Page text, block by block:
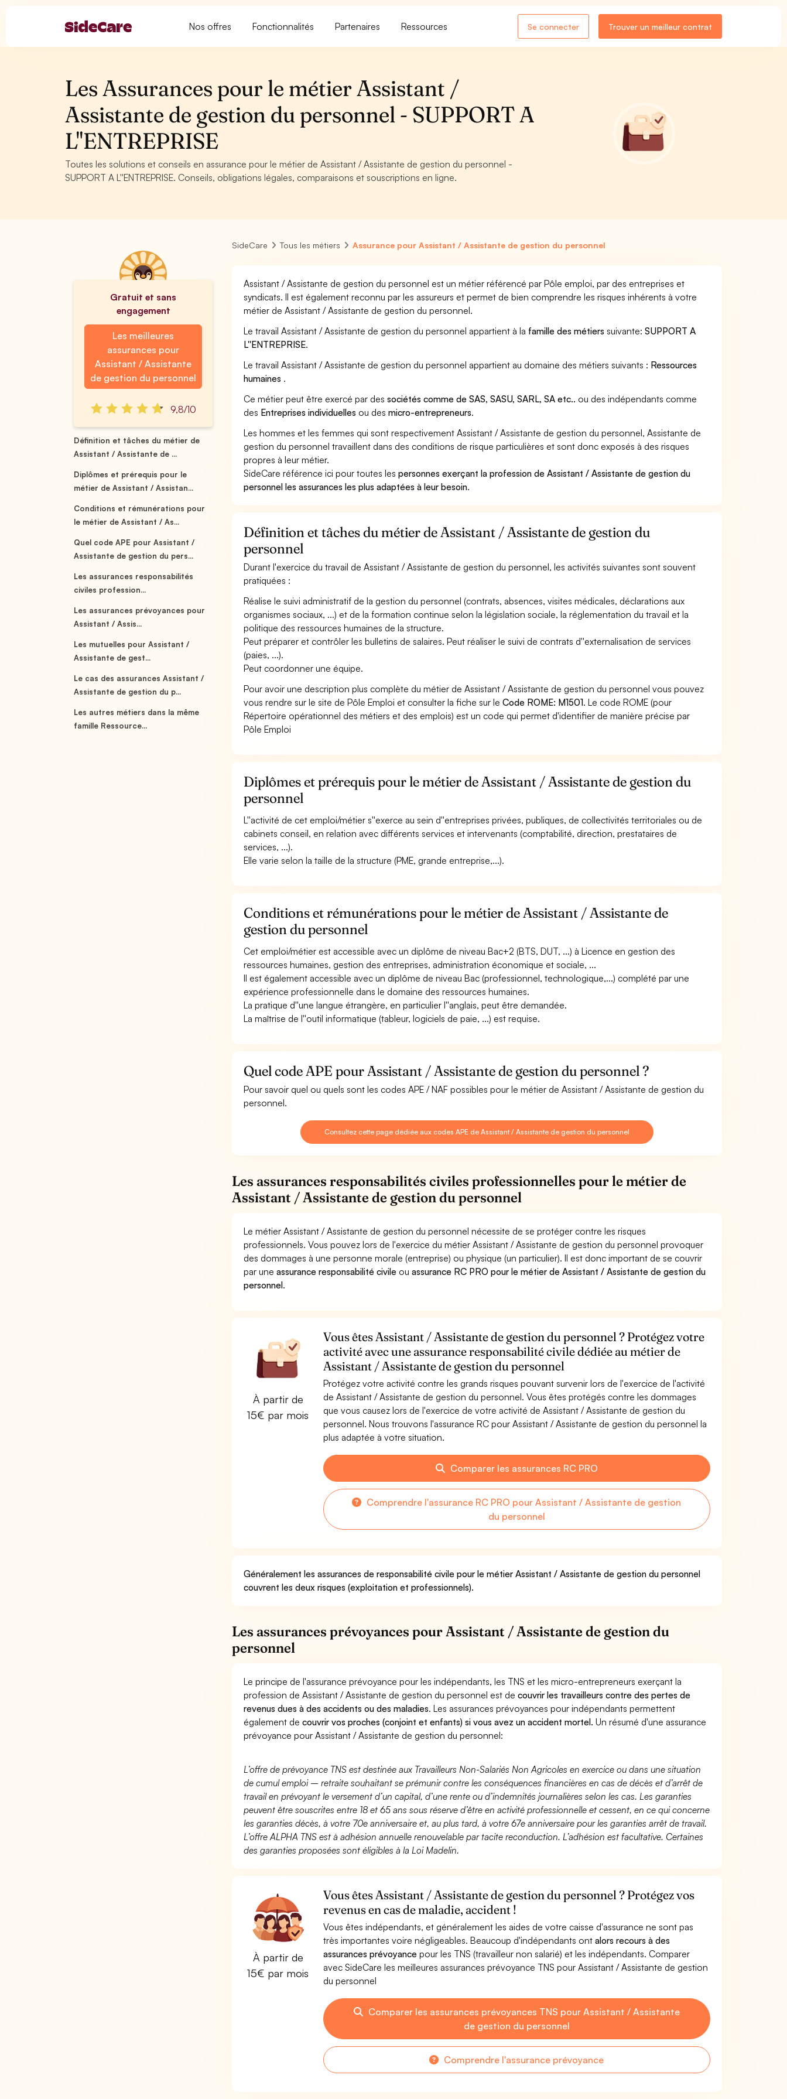
Nos offres Fonctionnalités Partenaires Ressources Se connecter Trouver un meilleur contrat
Les Assurances pour le métier Assistant /
Assistante de gestion du personnel - SUPPORT A
L''ENTREPRISE
Toutes les solutions et conseils en assurance pour le métier de Assistant / Assistante de gestion du personnel -
SUPPORT A L''ENTREPRISE. Conseils, obligations légales, comparaisons et souscriptions en ligne.
Gratuit et sans
engagement
Les meilleures
assurances pour
Assistant / Assistante
de gestion du personnel
9,8/10
Définition et tâches du métier de
Assistant / Assistante de ...
Diplômes et prérequis pour le
métier de Assistant / Assistan...
Conditions et rémunérations pour
le métier de Assistant / As...
Quel code APE pour Assistant /
Assistante de gestion du pers...
Les assurances responsabilités
civiles profession...
Les assurances prévoyances pour
Assistant / Assis...
Les mutuelles pour Assistant /
Assistante de gest...
Le cas des assurances Assistant /
Assistante de gestion du p...
Les autres métiers dans la même
famille Ressource...
SideCare Tous les métiers Assurance pour Assistant / Assistante de gestion du personnel
Assistant / Assistante de gestion du personnel est un métier référencé par Pôle emploi, par des entreprises et
syndicats. Il est également reconnu par les assureurs et permet de bien comprendre les risques inhérents à votre
métier de Assistant / Assistante de gestion du personnel.
Le travail Assistant / Assistante de gestion du personnel appartient à la famille des métiers suivante:SUPPORT A
L''ENTREPRISE.
Le travail Assistant / Assistante de gestion du personnel appartient au domaine des métiers suivants : Ressources
humaines .
Ce métier peut être exercé par dessociétés comme de SAS, SASU, SARL, SA etc.. ou des indépendants comme
des Entreprises individuelles ou desmicro-entrepreneurs.
Les hommes et les femmes qui sont respectivement Assistant / Assistante de gestion du personnel, Assistante de
gestion du personnel travaillent dans des conditions de risque particulières et sont donc exposés à des risques
propres à leur métier.
SideCare référence ici pour toutes lespersonnes exerçant la profession de Assistant / Assistante de gestion du
personnel les assurances les plus adaptées à leur besoin.
Définition et tâches du métier de Assistant / Assistante de gestion du
personnel
Durant l'exercice du travail de Assistant / Assistante de gestion du personnel, les activités suivantes sont souvent
pratiquées :
Réalise le suivi administratif de la gestion du personnel (contrats, absences, visites médicales, déclarations aux
organismes sociaux, ...) et de la formation continue selon la législation sociale, la réglementation du travail et la
politique des ressources humaines de la structure.
Peut préparer et contrôler les bulletins de salaires. Peut réaliser le suivi de contrats d''externalisation de services
(paies, ...).
Peut coordonner une équipe.
Pour avoir une description plus complète du métier de Assistant / Assistante de gestion du personnel vous pouvez
vous rendre sur le site de Pôle Emploi et consulter la fiche sur leCode ROME: M1501. Le code ROME (pour
Répertoire opérationnel des métiers et des emplois) est un code qui permet d'identifier de manière précise par
Pôle Emploi
Diplômes et prérequis pour le métier de Assistant / Assistante de gestion du
personnel
L''activité de cet emploi/métier s''exerce au sein d''entreprises privées, publiques, de collectivités territoriales ou de
cabinets conseil, en relation avec différents services et intervenants (comptabilité, direction, prestataires de
services, ...).
Elle varie selon la taille de la structure (PME, grande entreprise,...).
Conditions et rémunérations pour le métier de Assistant / Assistante de
gestion du personnel
Cet emploi/métier est accessible avec un diplôme de niveau Bac+2 (BTS, DUT, ...) à Licence en gestion des
ressources humaines, gestion des entreprises, administration économique et sociale, ...
Il est également accessible avec un diplôme de niveau Bac (professionnel, technologique,...) complété par une
expérience professionnelle dans le domaine des ressources humaines.
La pratique d''une langue étrangère, en particulier l''anglais, peut être demandée.
La maîtrise de l''outil informatique (tableur, logiciels de paie, ...) est requise.
Quel code APE pour Assistant / Assistante de gestion du personnel ?
Pour savoir quel ou quels sont les codes APE / NAF possibles pour le métier de Assistant / Assistante de gestion du
personnel.
Consultez cette page dédiée aux codes APE de Assistant / Assistante de gestion du personnel
Les assurances responsabilités civiles professionnelles pour le métier de
Assistant / Assistante de gestion du personnel
Le métier Assistant / Assistante de gestion du personnel nécessite de se protéger contre les risques
professionnels. Vous pouvez lors de l'exercice du métier Assistant / Assistante de gestion du personnel provoquer
des dommages à une personne morale (entreprise) ou physique (un particulier). Il est donc important de se couvrir
par uneassurance responsabilité civile ouassurance RC PRO pour le métier de Assistant / Assistante de gestion du
personnel.
À partir de
15€ par mois
Vous êtes Assistant / Assistante de gestion du personnel ? Protégez votre
activité avec une assurance responsabilité civile dédiée au métier de
Assistant / Assistante de gestion du personnel
Protégez votre activité contre les grands risques pouvant survenir lors de l'exercice de l'activité
de Assistant / Assistante de gestion du personnel. Vous êtes protégés contre les dommages
que vous causez lors de l'exercice de votre activité de Assistant / Assistante de gestion du
personnel. Nous trouvons l'assurance RC pour Assistant / Assistante de gestion du personnel la
plus adaptée à votre situation.
Comparer les assurances RC PRO
Comprendre l'assurance RC PRO pour Assistant / Assistante de gestion
du personnel
Généralement les assurances de responsabilité civile pour le métier Assistant / Assistante de gestion du personnel
couvrent les deux risques (exploitation et professionnels).
Les assurances prévoyances pour Assistant / Assistante de gestion du
personnel
Le principe de l'assurance prévoyance pour les indépendants, les TNS et les micro-entrepreneurs exerçant la
profession de Assistant / Assistante de gestion du personnel est decouvrir les travailleurs contre des pertes de
revenus dues à des accidents ou des maladies. Les assurances prévoyances pour indépendants permettent
également decouvrir vos proches (conjoint et enfants) si vous avez un accident mortel. Un résumé d'une assurance
prévoyance pour Assistant / Assistante de gestion du personnel:
L’offre de prévoyance TNS est destinée aux Travailleurs Non-Salariés Non Agricoles en exercice ou dans une situation
de cumul emploi – retraite souhaitant se prémunir contre les conséquences financières en cas de décès et d’arrêt de
travail en prévoyant le versement d’un capital, d’une rente ou d’indemnités journalières selon les cas. Les garanties
peuvent être souscrites entre 18 et 65 ans sous réserve d’être en activité professionnelle et cessent, en ce qui concerne
les garanties décès, à votre 70e anniversaire et, au plus tard, à votre 67e anniversaire pour les garanties arrêt de travail.
L’offre ALPHA TNS est à adhésion annuelle renouvelable par tacite reconduction. L’adhésion est facultative. Certaines
des garanties proposées sont éligibles à la Loi Madelin.
À partir de
15€ par mois
Vous êtes Assistant / Assistante de gestion du personnel ? Protégez vos
revenus en cas de maladie, accident !
Vous êtes indépendants, et généralement les aides de votre caisse d'assurance ne sont pas
très importantes voire négligeables. Beaucoup d'indépendants ont alors recours à des
assurances prévoyancepour les TNS (travailleur non salarié) et les indépendants. Comparer
avec SideCare les meilleures assurances prévoyance TNS pour Assistant / Assistante de gestion
du personnel
Comparer les assurances prévoyances TNS pour Assistant / Assistante
de gestion du personnel
Comprendre l'assurance prévoyance